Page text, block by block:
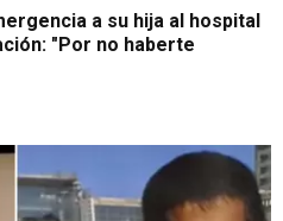
a su hija al hospital
"Por no haberte